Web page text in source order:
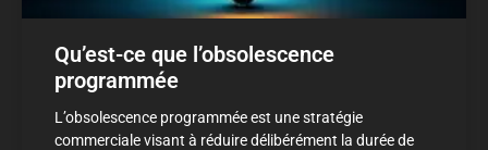
Qu’est-ce que l’obsolescence
programmée
L’obsolescence programmée est une stratégie
commerciale visant à réduire délibérément la durée de